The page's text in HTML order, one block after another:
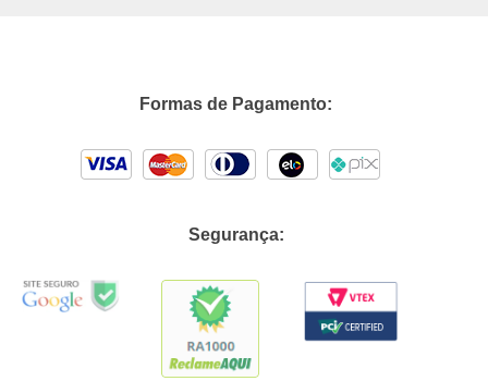
Formas de Pagamento:
Segurança: